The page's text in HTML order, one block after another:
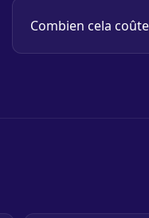
Combien cela